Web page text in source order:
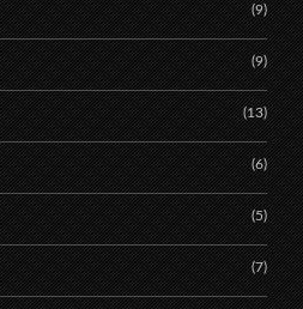
(9)
(9)
(13)
(6)
(5)
(7)